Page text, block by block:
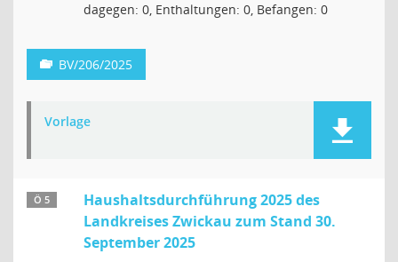
dagegen: 0, Enthaltungen: 0, Befangen: 0
BV/206/2025
Vorlage
Ö 5
Haushaltsdurchführung 2025 des
Landkreises Zwickau zum Stand 30.
September 2025